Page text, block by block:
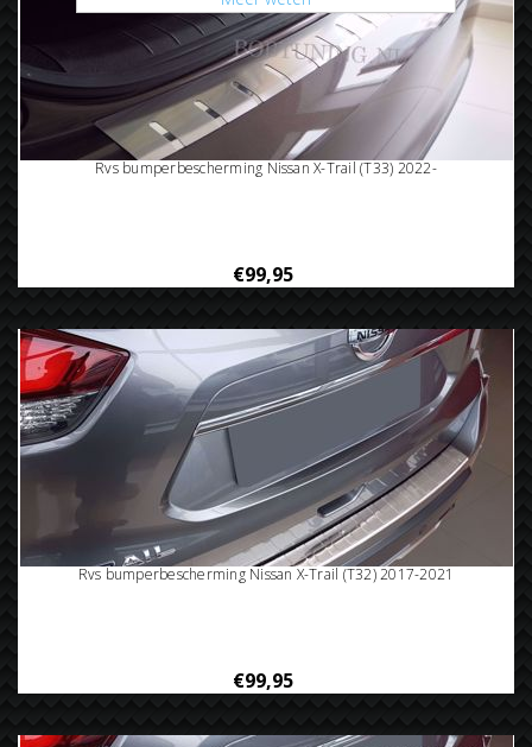
Rvs bumperbescherming Nissan X-Trail (T33) 2022-
€99,95
Rvs bumperbescherming Nissan X-Trail (T32) 2017-2021
€99,95